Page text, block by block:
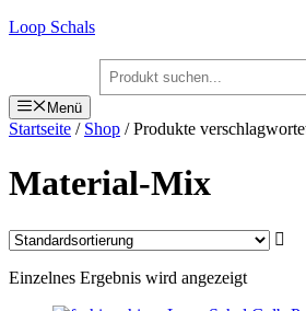
Zum
Loop Schals
Suchen
Menü
Startseite / Shop / Produkte
Material-Mix
Einzelnes Ergebnis wird angezeigt